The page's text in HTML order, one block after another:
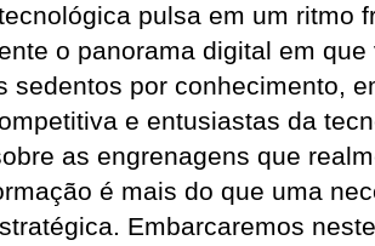
pulsa em um ritmo
o panorama digital em
sedentos por conhecimento,
e entusiastas da
as engrenagens que
é mais do que uma
Embarcaremos